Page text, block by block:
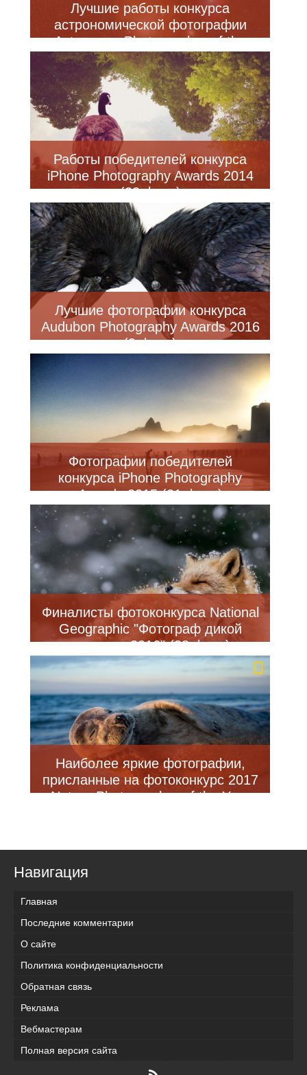
Лучшие работы конкурса
астрономической фотографии
Astronomy Photographer of the
Year (23 фото)
Работы победителей конкурса
iPhone Photography Awards 2014
(23 фото)
Лучшие фотографии конкурса
Audubon Photography Awards 2016
(9 фото)
Фотографии победителей
конкурса iPhone Photography
Awards 2015 (21 фото)
Финалисты фотоконкурса National
Geographic "Фотограф дикой
природы-2016" (38 фото)
Наиболее яркие фотографии,
присланные на фотоконкурс 2017
Nature Photographer of the Year
Навигация
Главная
Последние комментарии
О сайте
Политика конфиденциальности
Обратная связь
Реклама
Вебмастерам
Полная версия сайта